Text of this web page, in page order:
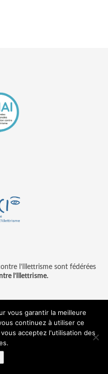
l’Illettrisme sont fédérées
l’Illettrisme.
légales
2018
vous garantir la meilleure
continuez à utiliser ce
acceptez l'utilisation des